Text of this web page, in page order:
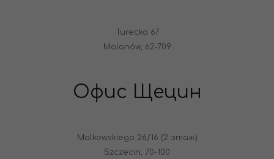
Turecka 67
Malanów, 62-709
Офис Щецин
Malkowskiego 26/16 (2 этаж)
Szczecin, 70-100